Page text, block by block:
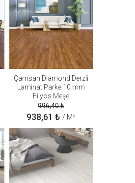
Çamsan Diamond Derzli
Laminat Parke 10 mm
Filyos Meşe
996,40₺
938,61 ₺ / M²